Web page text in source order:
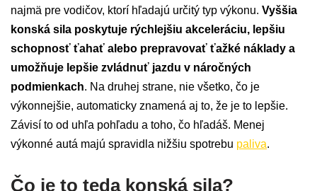
najmä pre vodičov, ktorí hľadajú určitý typ výkonu. Vyššia
konská sila poskytuje rýchlejšiu akceleráciu, lepšiu
schopnosť ťahať alebo prepravovať ťažké náklady a
umožňuje lepšie zvládnuť jazdu v náročných
podmienkach. Na druhej strane, nie všetko, čo je
výkonnejšie, automaticky znamená aj to, že je to lepšie.
Závisí to od uhľa pohľadu a toho, čo hľadáš. Menej
výkonné autá majú spravidla nižšiu spotrebu paliva.
Čo je to teda konská sila?